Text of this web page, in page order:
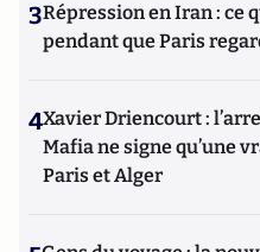
3Répression en Iran : ce
pendant que Paris
4Xavier Driencourt :
Mafia ne signe qu’une
Paris et Alger